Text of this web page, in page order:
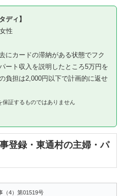
ディ】
性
にカードの滞納がある状態でフク
ート収入を説明したところ5万円を
負担は2,000円以下で計画的に返せ
証するものではありません
登録・東通村の主婦・パ
（4）第01519号